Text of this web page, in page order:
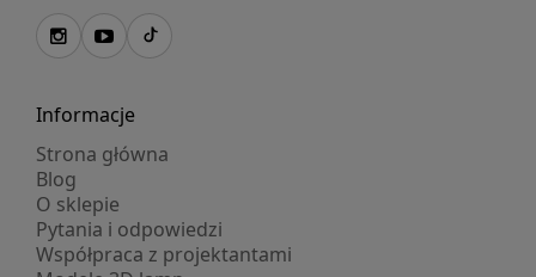
Informacje
Strona główna
Blog
O sklepie
Pytania i odpowiedzi
Współpraca z projektantami